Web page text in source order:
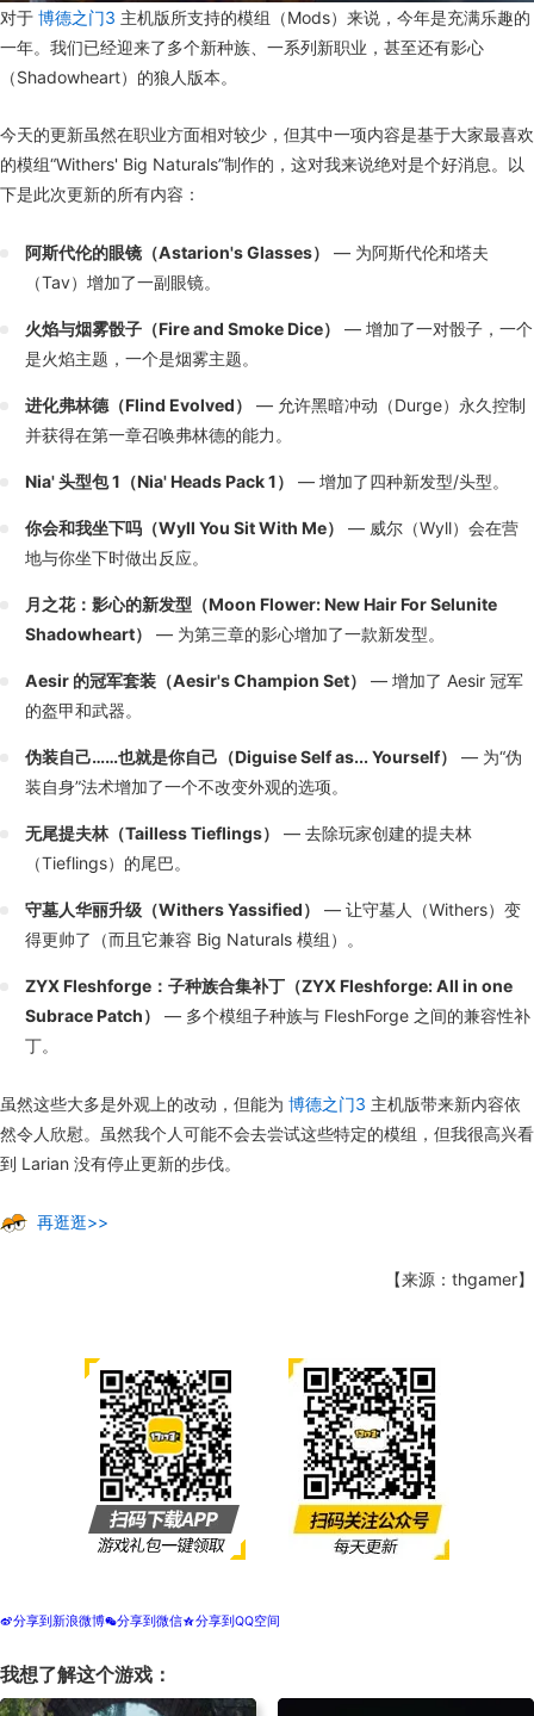
对于 博德之门3 主机版所支持的模组（Mods）来说，今年是充满乐趣的
一年。我们已经迎来了多个新种族、一系列新职业，甚至还有影心
（Shadowheart）的狼人版本。
今天的更新虽然在职业方面相对较少，但其中一项内容是基于大家最喜欢
的模组“Withers' Big Naturals”制作的，这对我来说绝对是个好消息。以
下是此次更新的所有内容：
阿斯代伦的眼镜（Astarion's Glasses）
— 为阿斯代伦和塔夫
（Tav）增加了一副眼镜。
火焰与烟雾骰子（Fire and Smoke Dice）
— 增加了一对骰子，一个
是火焰主题，一个是烟雾主题。
进化弗林德（Flind Evolved）
— 允许黑暗冲动（Durge）永久控制
并获得在第一章召唤弗林德的能力。
Nia' 头型包 1（Nia' Heads Pack 1） — 增加了四种新发型/头型。
你会和我坐下吗（Wyll You Sit With Me）
— 威尔（Wyll）会在营
地与你坐下时做出反应。
月之花：影心的新发型（Moon Flower: New Hair For Selunite
Shadowheart）
— 为第三章的影心增加了一款新发型。
Aesir 的冠军套装（Aesir's Champion Set）
— 增加了 Aesir 冠军
的盔甲和武器。
伪装自己……也就是你自己（Diguise Self as... Yourself）
— 为“伪
装自身”法术增加了一个不改变外观的选项。
无尾提夫林（Tailless Tieflings）
— 去除玩家创建的提夫林
（Tieflings）的尾巴。
守墓人华丽升级（Withers Yassified）
— 让守墓人（Withers）变
得更帅了（而且它兼容 Big Naturals 模组）。
ZYX Fleshforge：子种族合集补丁（ZYX Fleshforge: All in one
Subrace Patch）
— 多个模组子种族与 FleshForge 之间的兼容性补
丁。
虽然这些大多是外观上的改动，但能为 博德之门3 主机版带来新内容依
然令人欣慰。虽然我个人可能不会去尝试这些特定的模组，但我很高兴看
到 Larian 没有停止更新的步伐。
再逛逛>>
【来源：thgamer】
t分享到新浪微博w分享到微信z分享到QQ空间
我想了解这个游戏：